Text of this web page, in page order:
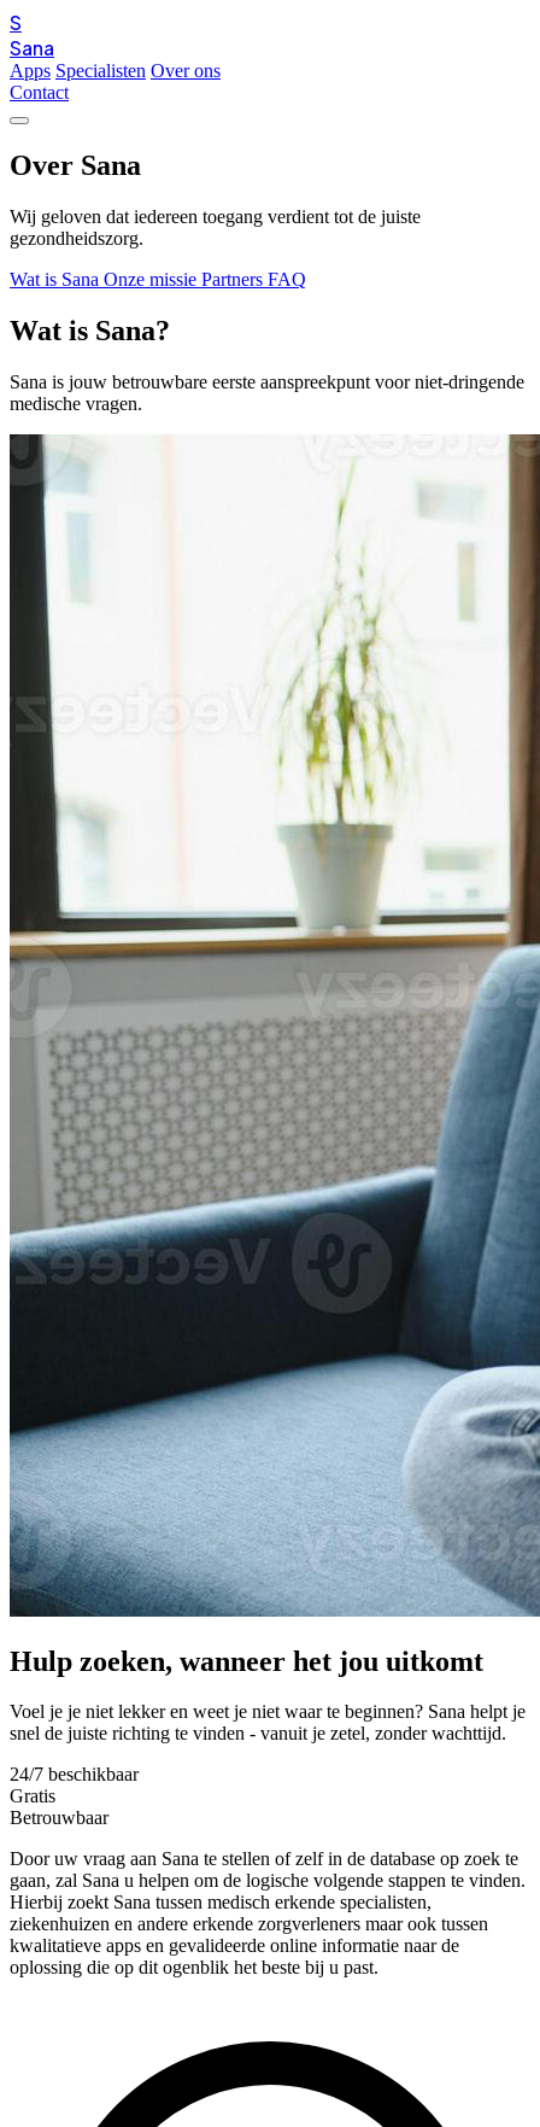
S
Sana
Apps Specialisten Over ons
Contact
Over Sana
Wij geloven dat iedereen toegang verdient tot de juiste
gezondheidszorg.
Wat is Sana Onze missie Partners FAQ
Wat is Sana?
Sana is jouw betrouwbare eerste aanspreekpunt voor niet-dringende
medische vragen.
Hulp zoeken, wanneer het jou uitkomt
Voel je je niet lekker en weet je niet waar te beginnen? Sana helpt je
snel de juiste richting te vinden - vanuit je zetel, zonder wachttijd.
24/7 beschikbaar
Gratis
Betrouwbaar
Door uw vraag aan Sana te stellen of zelf in de database op zoek te
gaan, zal Sana u helpen om de logische volgende stappen te vinden.
Hierbij zoekt Sana tussen medisch erkende specialisten,
ziekenhuizen en andere erkende zorgverleners maar ook tussen
kwalitatieve apps en gevalideerde online informatie naar de
oplossing die op dit ogenblik het beste bij u past.